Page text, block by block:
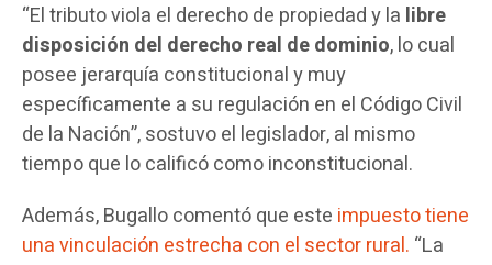
“El tributo viola el derecho de propiedad y la libre
disposición del derecho real de dominio, lo cual
posee jerarquía constitucional y muy
específicamente a su regulación en el Código Civil
de la Nación”, sostuvo el legislador, al mismo
tiempo que lo calificó como inconstitucional.
Además, Bugallo comentó que este impuesto tiene
una vinculación estrecha con el sector rural. “La